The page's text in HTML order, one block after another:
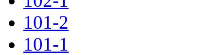
101-2
101-1